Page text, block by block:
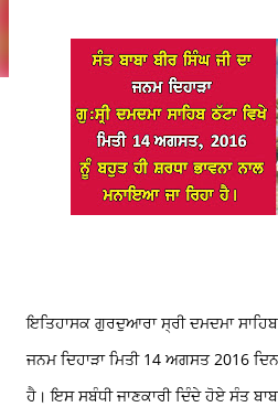
ਇਤਿਹਾਸਕ ਗੁਰਦੁਆਰਾ ਸ੍ਰੀ ਦਮਦਮਾ ਸਾਹਿਬ
ਜਨਮ ਦਿਹਾੜਾ ਮਿਤੀ 14 ਅਗਸਤ 2016
ਹੈ। ਇਸ ਸਬੰਧੀ ਜਾਣਕਾਰੀ ਦਿੰਦੇ ਹੋਏ ਸੰਤ